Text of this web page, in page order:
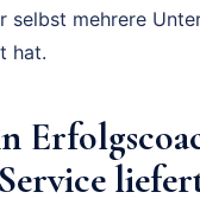
selbst mehrere
hat.